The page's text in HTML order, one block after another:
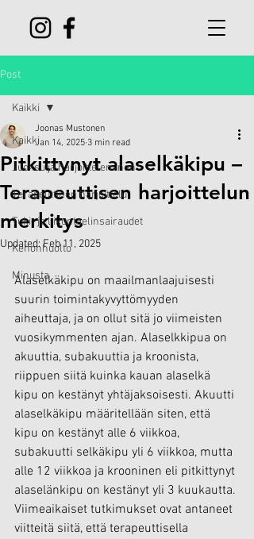
Post
Kaikki
Juoksu ja harjoitteleminen
Terapeuttinen harjoittelu
Tuki- ja liikuntaelinsairaudet
Kehonhuolto
Minusta
Kaikki
Pitkittynyt alaselkäkipu –
Terapeuttisen harjoittelun
merkitys
Joonas Mustonen
Jan 14, 2025 3 min read
Updated:Feb 11, 2025
Alaselkäkipu on maailmanlaajuisesti
suurin toimintakyvyttömyyden
aiheuttaja, ja on ollut sitä jo viimeisten
vuosikymmenten ajan. Alaselkkipua on
akuuttia, subakuuttia ja kroonista,
riippuen siitä kuinka kauan alaselkä
kipu on kestänyt yhtäjaksoisesti. Akuutti
alaselkäkipu määritellään siten, että
kipu on kestänyt alle 6 viikkoa,
subakuutti selkäkipu yli 6 viikkoa, mutta
alle 12 viikkoa ja krooninen eli pitkittynyt
alaselänkipu on kestänyt yli 3 kuukautta.
Viimeaikaiset tutkimukset ovat antaneet
viitteitä siitä, että terapeuttisella